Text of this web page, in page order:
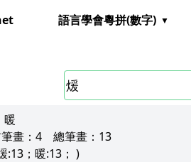
語言學會粵拼(數字)
暖
畫： 4 總筆畫： 13
:13；暖:13； )